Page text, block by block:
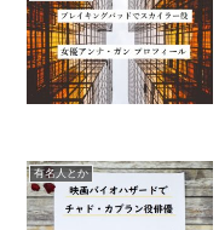
有名人とか